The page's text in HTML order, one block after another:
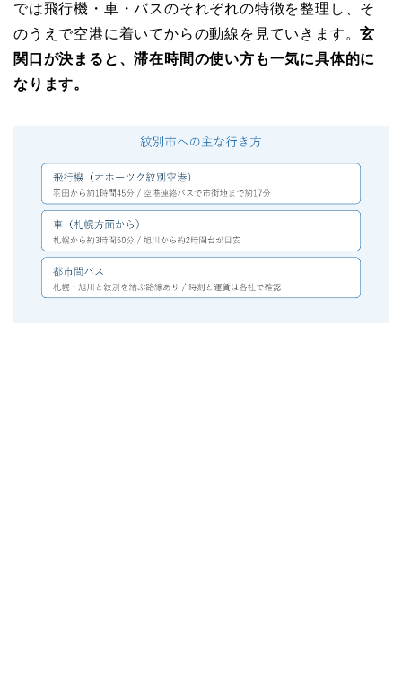
では飛行機・車・バスのそれぞれの特徴を整理し、そ
のうえで空港に着いてからの動線を見ていきます。玄
関口が決まると、滞在時間の使い方も一気に具体的に
なります。